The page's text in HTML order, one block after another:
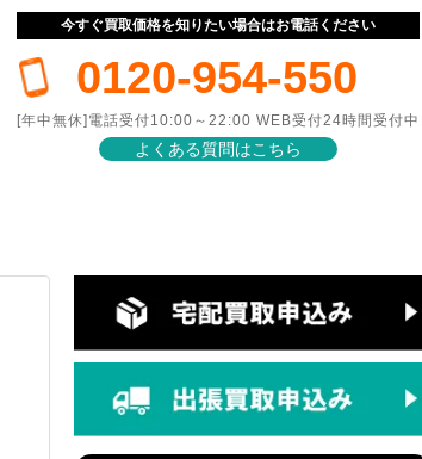
今すぐ買取価格を知りたい場合はお電話ください
0120-954-550
[年中無休]電話受付10:00～22:00 WEB受付24時間受付中
よくある質問はこちら